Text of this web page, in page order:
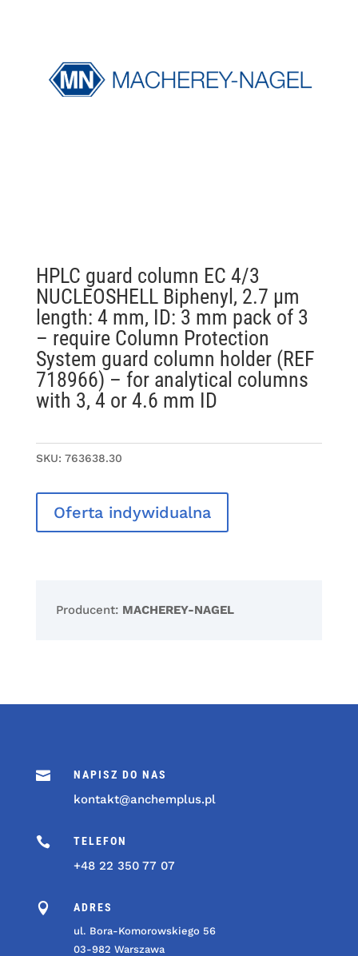
HPLC guard column EC 4/3
NUCLEOSHELL Biphenyl, 2.7 µm
length: 4 mm, ID: 3 mm pack of 3
– require Column Protection
System guard column holder (REF
718966) – for analytical columns
with 3, 4 or 4.6 mm ID
SKU: 763638.30
Oferta indywidualna
Producent: MACHEREY-NAGEL
 NAPISZ DO NAS
kontakt@anchemplus.pl
 TELEFON
+48 22 350 77 07
 ADRES
ul. Bora-Komorowskiego 56
03-982 Warszawa